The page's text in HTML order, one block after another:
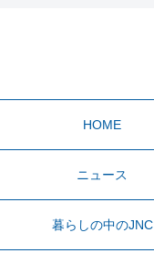
HOME
ニュース
暮らしの中のJNC